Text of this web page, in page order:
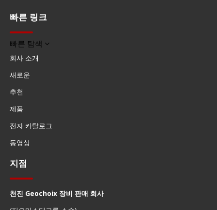
빠른 링크
빠른 탐색
회사 소개
새로운
추천
제품
전자 카탈로그
동영상
지점
천진 Geochoix 장비 판매 회사